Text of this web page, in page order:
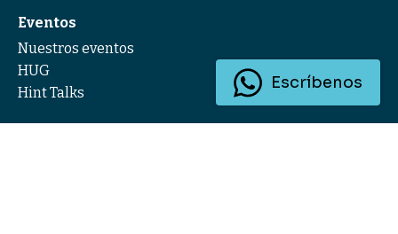
Escríbenos
Eventos
Nuestros eventos
HUG
Hint Talks